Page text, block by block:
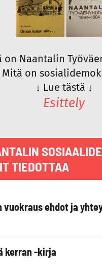
on Naantalin
Mitä on
↓ Lue tästä ↓
Esittely
TIEDOTTAA
ehdot ja
kerran -kirja